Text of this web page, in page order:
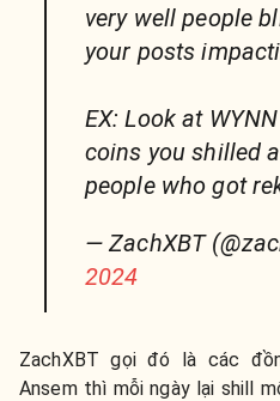
very well people
your posts
EX: Look at
coins you shilled
people who got
— ZachXBT
2024
ZachXBT gọi đó là các
Ansem thì mỗi ngày lại shill